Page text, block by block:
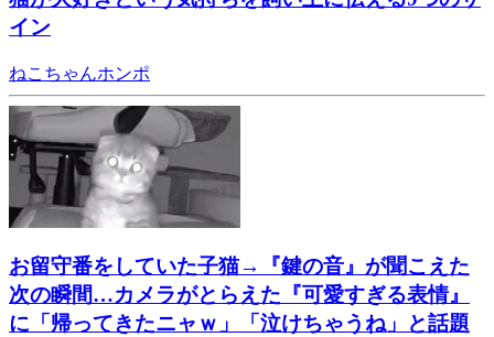
イン
ねこちゃんホンポ
お留守番をしていた子猫→『鍵の音』が聞こえた
次の瞬間…カメラがとらえた『可愛すぎる表情』
に「帰ってきたニャｗ」「泣けちゃうね」と話題